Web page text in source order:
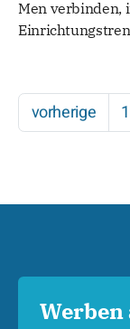
Men verbinden,
vorherige 1
Werben